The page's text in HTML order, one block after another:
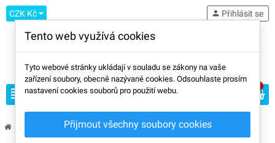
CZK Kč
view_headline
person Přihlásit se
Bambu Lab chevron_right Bambu Lab P1P Plexi kryt
Tento web využívá cookies
Tyto webové stránky ukládají v souladu se zákony na vaše
zařízení soubory, obecně nazývané cookies. Odsouhlaste prosím
nastavení cookies souborů pro použití webu.
Přijmout všechny soubory cookies